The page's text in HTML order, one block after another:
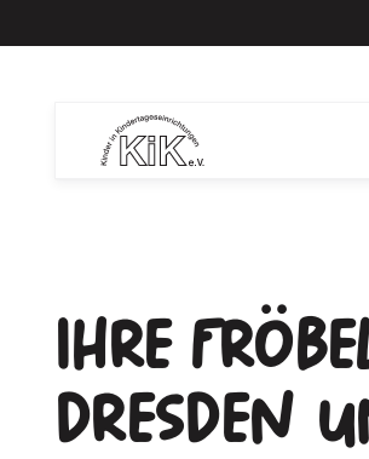
Ihre
Dresden